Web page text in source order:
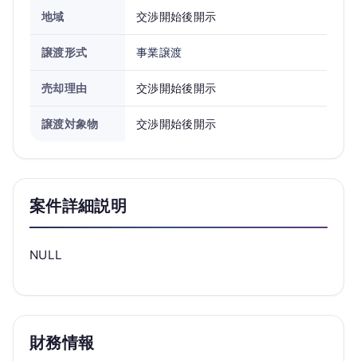
地域 交渉開始後開示
譲渡形式 事業譲渡
売却理由 交渉開始後開示
譲渡対象物 交渉開始後開示
案件詳細説明
NULL
財務情報